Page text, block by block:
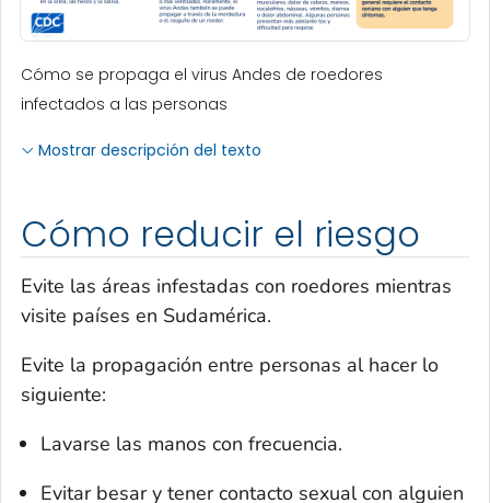
Cómo se propaga el virus Andes de roedores
infectados a las personas
Mostrar descripción del texto
Cómo reducir el riesgo
Evite las áreas infestadas con roedores mientras
visite países en Sudamérica.
Evite la propagación entre personas al hacer lo
siguiente:
Lavarse las manos con frecuencia.
Evitar besar y tener contacto sexual con alguien